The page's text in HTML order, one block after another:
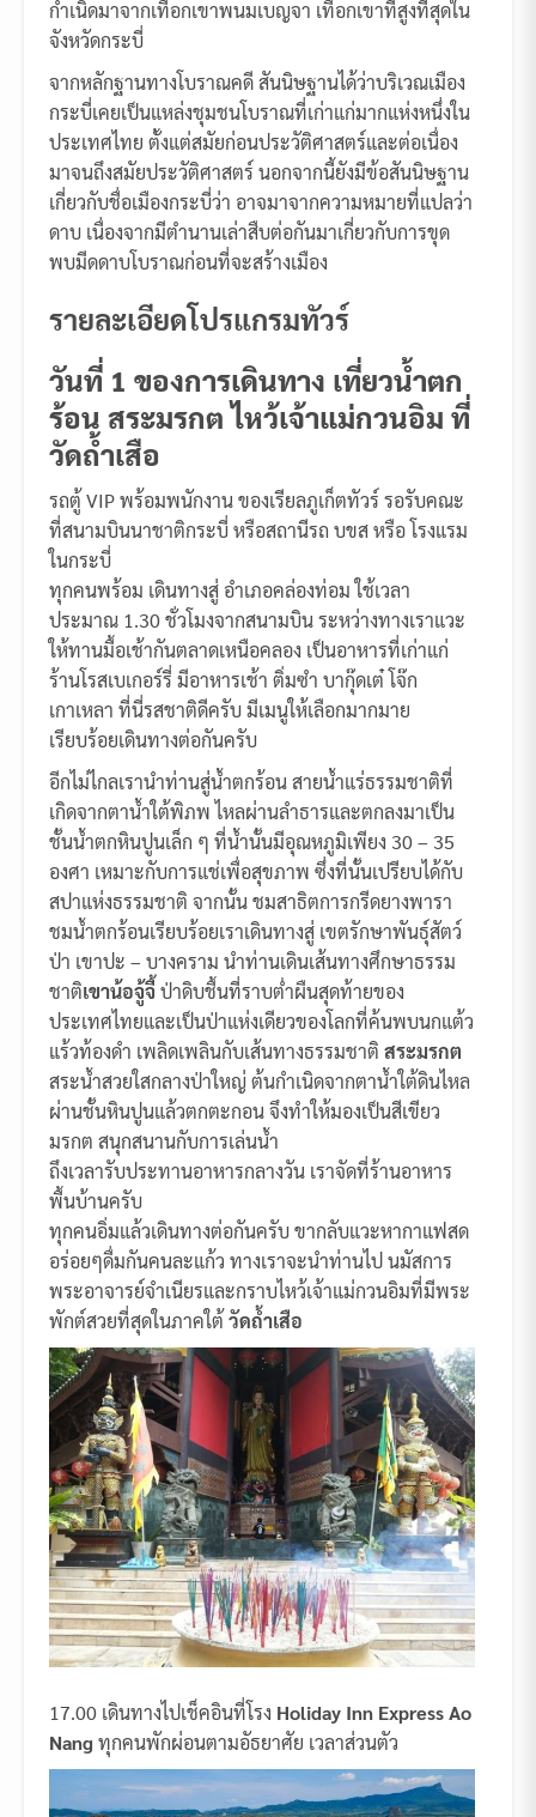
กำเนิดมาจากเทือกเขาพนมเบญจา เทือกเขาที่สูงที่สุดใน
จังหวัดกระบี่
จากหลักฐานทางโบราณคดี สันนิษฐานได้ว่าบริเวณเมือง
กระบี่เคยเป็นแหล่งชุมชนโบราณที่เก่าแก่มากแห่งหนึ่งใน
ประเทศไทย ตั้งแต่สมัยก่อนประวัติศาสตร์และต่อเนื่อง
มาจนถึงสมัยประวัติศาสตร์ นอกจากนี้ยังมีข้อสันนิษฐาน
เกี่ยวกับชื่อเมืองกระบี่ว่า อาจมาจากความหมายที่แปลว่า
ดาบ เนื่องจากมีตำนานเล่าสืบต่อกันมาเกี่ยวกับการขุด
พบมีดดาบโบราณก่อนที่จะสร้างเมือง
รายละเอียดโปรแกรมทัวร์
วันที่ 1 ของการเดินทาง เที่ยวน้ำตก
ร้อน สระมรกต ไหว้เจ้าแม่กวนอิม ที่
วัดถ้ำเสือ
รถตู้ VIP พร้อมพนักงาน ของเรียลภูเก็ตทัวร์ รอรับคณะ
ที่สนามบินนาชาติกระบี่ หรือสถานีรถ บขส หรือ โรงแรม
ในกระบี่
ทุกคนพร้อม เดินทางสู่ อำเภอคล่องท่อม ใช้เวลา
ประมาณ 1.30 ชั่วโมงจากสนามบิน ระหว่างทางเราแวะ
ให้ทานมื้อเช้ากันตลาดเหนือคลอง เป็นอาหารที่เก่าแก่
ร้านโรสเบเกอร์รี่ มีอาหารเช้า ติ่มซำ บากุ๊ดเต๋ โจ๊ก
เกาเหลา ที่นี่รสชาติดีครับ มีเมนูให้เลือกมากมาย
เรียบร้อยเดินทางต่อกันครับ
อีกไม่ไกลเรานำท่านสู่น้ำตกร้อน สายน้ำแร่ธรรมชาติที่
เกิดจากตาน้ำใต้พิภพ ไหลผ่านลำธารและตกลงมาเป็น
ชั้นน้ำตกหินปูนเล็ก ๆ ที่น้ำนั้นมีอุณหภูมิเพียง 30 – 35
องศา เหมาะกับการแช่เพื่อสุขภาพ ซึ่งที่นั้นเปรียบได้กับ
สปาแห่งธรรมชาติ จากนั้น ชมสาธิตการกรีดยางพารา
ชมน้ำตกร้อนเรียบร้อยเราเดินทางสู่ เขตรักษาพันธ์ุสัตว์
ป่า เขาปะ – บางคราม นำท่านเดินเส้นทางศึกษาธรรม
ชาติเขาน้อจู้จี้ ป่าดิบชื้นที่ราบต่ำผืนสุดท้ายของ
ประเทศไทยและเป็นป่าแห่งเดียวของโลกที่ค้นพบนกแต้ว
แร้วท้องดำ เพลิดเพลินกับเส้นทางธรรมชาติ สระมรกต
สระน้ำสวยใสกลางป่าใหญ่ ต้นกำเนิดจากตาน้ำใต้ดินไหล
ผ่านชั้นหินปูนแล้วตกตะกอน จึงทำให้มองเป็นสีเขียว
มรกต สนุกสนานกับการเล่นน้ำ
ถึงเวลารับประทานอาหารกลางวัน เราจัดที่ร้านอาหาร
พื้นบ้านครับ
ทุกคนอิ่มแล้วเดินทางต่อกันครับ ขากลับแวะหากาแฟสด
อร่อยๆดื่มกันคนละแก้ว ทางเราจะนำท่านไป นมัสการ
พระอาจารย์จำเนียรและกราบไหว้เจ้าแม่กวนอิมที่มีพระ
พักต์สวยที่สุดในภาคใต้ วัดถ้ำเสือ
17.00 เดินทางไปเช็คอินที่โรง Holiday Inn Express Ao
Nang ทุกคนพักผ่อนตามอัธยาศัย เวลาส่วนตัว